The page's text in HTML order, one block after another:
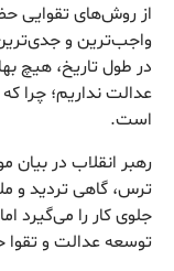
از روش‌های تقوایی
واجب‌ترین و
در طول تاریخ، هیچ
عدالت نداریم؛ چرا
است.
رهبر انقلاب در بیان
ترس، گاهی تردید و
جلوی کار را می‌گیرد
توسعه عدالت و تقوا